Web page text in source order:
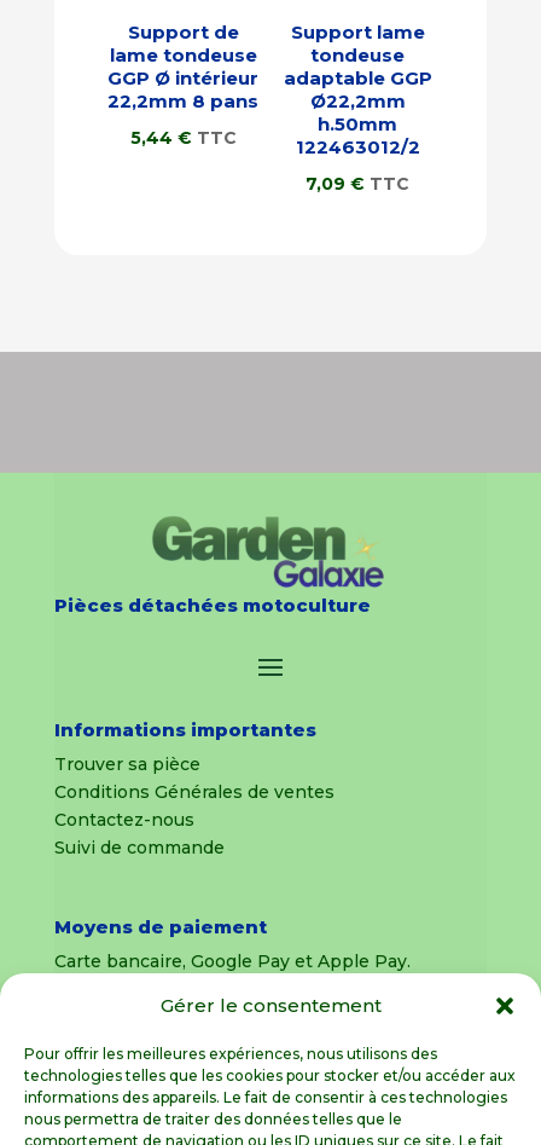
Gérer le consentement
Pour offrir les meilleures expériences, nous utilisons des
technologies telles que les cookies pour stocker et/ou accéder aux
informations des appareils. Le fait de consentir à ces technologies
nous permettra de traiter des données telles que le
comportement de navigation ou les ID uniques sur ce site. Le fait
Support de
lame tondeuse
GGP Ø intérieur
22,2mm 8 pans
5,44 € TTC
Support lame
tondeuse
adaptable GGP
Ø22,2mm
h.50mm
122463012/2
7,09€ TTC
Pièces détachées motoculture
Informations importantes
Trouver sa pièce
Conditions Générales de ventes
Contactez-nous
Suivi de commande
Moyens de paiement
Carte bancaire, Google Pay et Apple Pay.
uniquement
Livraison sous 8 jours pour les pièces
détachées